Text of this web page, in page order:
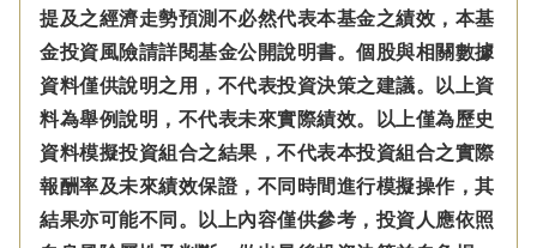
提及之經濟走勢預測不必然代表本基金之績效，本基
金投資風險請詳閱基金公開說明書。個股與相關數據
資料僅供說明之用，不代表投資決策之建議。以上資
料為舉例說明，不代表未來實際績效。以上僅為歷史
資料模擬投資組合之結果，不代表本投資組合之實際
報酬率及未來績效保證，不同時間進行模擬操作，其
結果亦可能不同。以上內容僅供參考，投資人應依照